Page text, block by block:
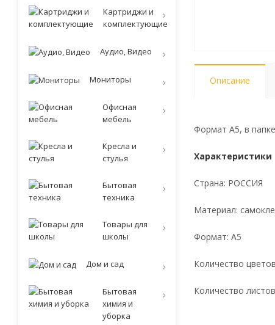
Описание
Формат А5, в
Характеристики
Страна: РОССИЯ
Материал:
Формат: A5
Количество
Количество
Картриджи и
комплектующие
Аудио, Видео
Мониторы
Офисная
мебель
Кресла и
стулья
Бытовая
техника
Товары для
школы
Дом и сад
Бытовая
химия и
уборка